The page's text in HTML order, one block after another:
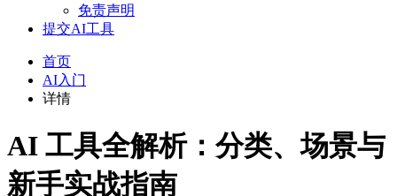
免责声明
提交AI工具
首页
AI入门
详情
AI 工具全解析：分类、场景与
新手实战指南